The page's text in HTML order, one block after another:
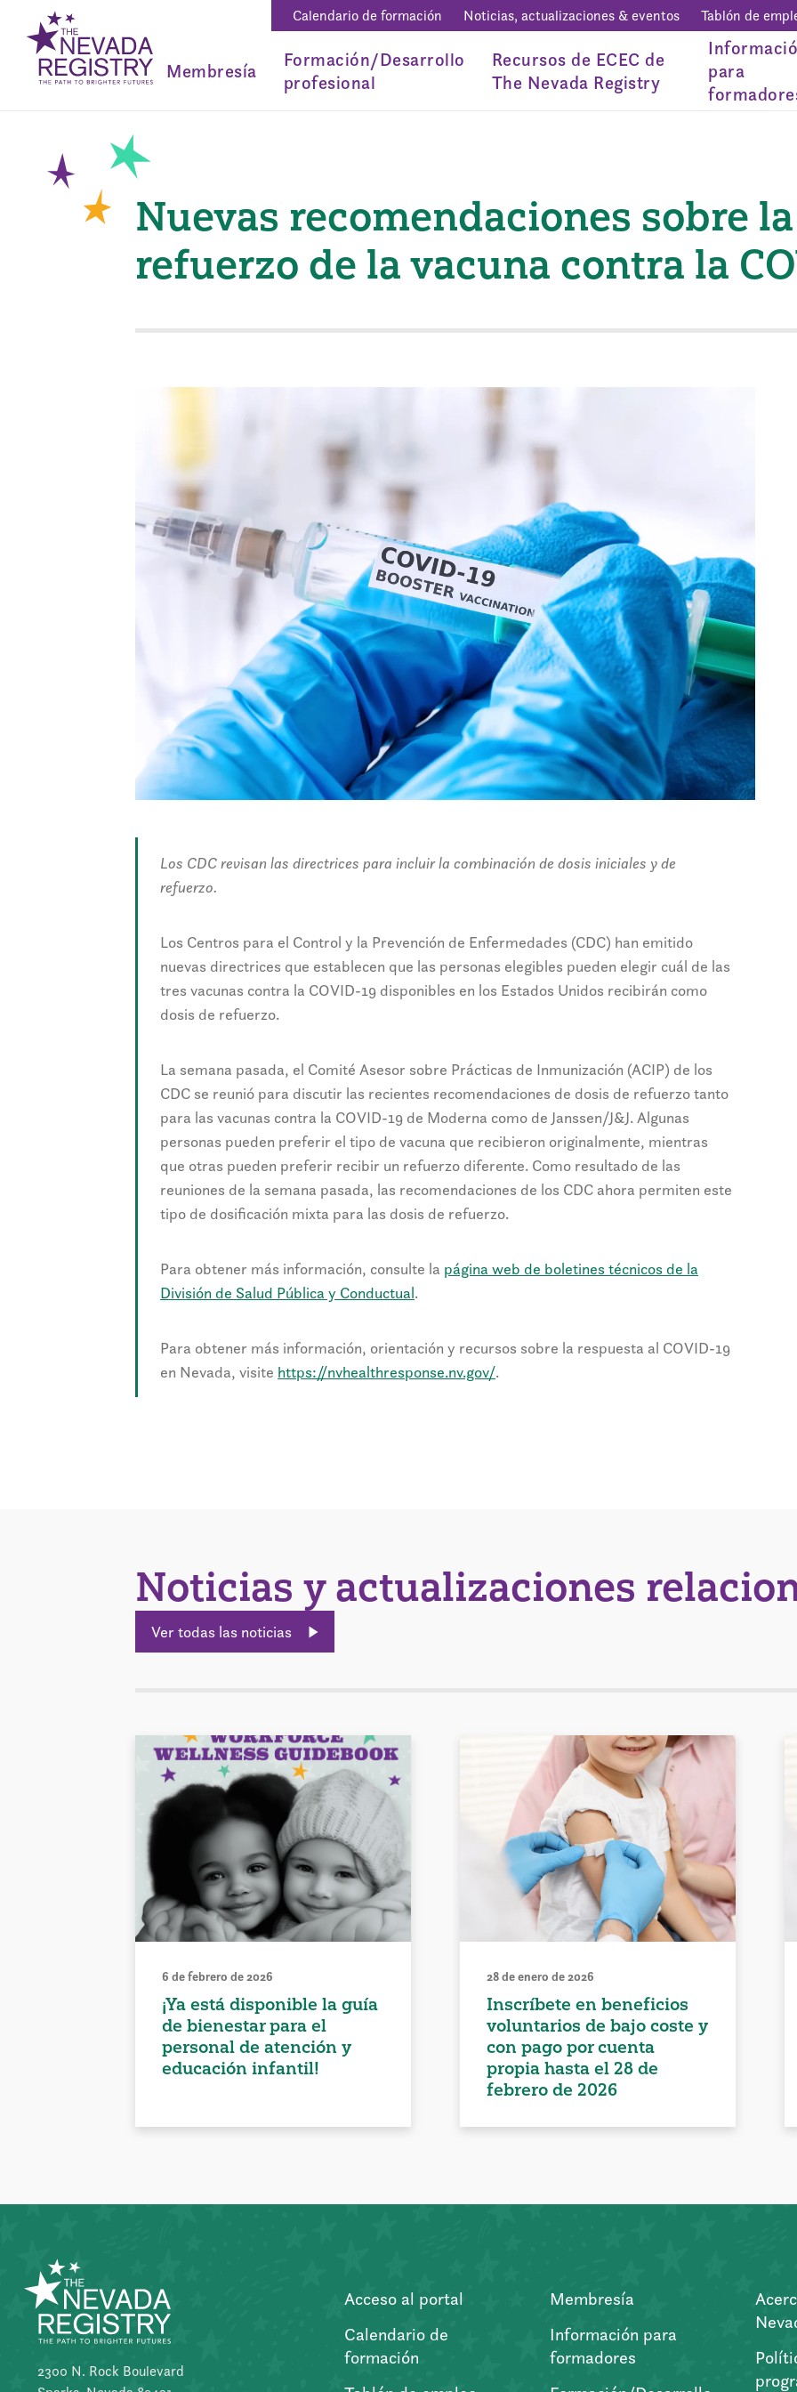
Calendario de formación Noticias, actualizaciones & eventos Tablón de
Membresía
Formación/Desarrollo
profesional
Recursos de ECEC de
The Nevada Registry
para
Nuevas recomendaciones sobre
refuerzo de la vacuna contra la
Los CDC revisan las directrices para incluir la combinación de dosis iniciales y de
refuerzo.
Los Centros para el Control y la Prevención de Enfermedades (CDC) han emitido
nuevas directrices que establecen que las personas elegibles pueden elegir cuál de las
tres vacunas contra la COVID-19 disponibles en los Estados Unidos recibirán como
dosis de refuerzo.
La semana pasada, el Comité Asesor sobre Prácticas de Inmunización (ACIP) de los
CDC se reunió para discutir las recientes recomendaciones de dosis de refuerzo tanto
para las vacunas contra la COVID-19 de Moderna como de Janssen/J&J. Algunas
personas pueden preferir el tipo de vacuna que recibieron originalmente, mientras
que otras pueden preferir recibir un refuerzo diferente. Como resultado de las
reuniones de la semana pasada, las recomendaciones de los CDC ahora permiten este
tipo de dosificación mixta para las dosis de refuerzo.
Para obtener más información, consulte la página web de boletines técnicos de la
División de Salud Pública y Conductual.
Para obtener más información, orientación y recursos sobre la respuesta al COVID-19
en Nevada, visite https://nvhealthresponse.nv.gov/.
Noticias y actualizaciones
Ver todas las noticias
6 de febrero de 2026
¡Ya está disponible la guía
de bienestar para el
personal de atención y
educación infantil!
28 de enero de 2026
Inscríbete en beneficios
voluntarios de bajo coste y
con pago por cuenta
propia hasta el 28 de
febrero de 2026
2300 N. Rock Boulevard
Acceso al portal
Calendario de
formación
Membresía
Información para
formadores